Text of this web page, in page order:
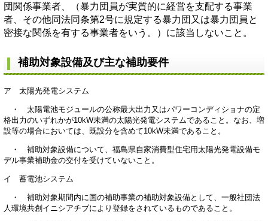
団関係事業者、（暴力団員が実質的に経営を支配する事業
者、その他同法同条第2号に規定する暴力団又は暴力団員と
密接な関係を有する事業者をいう。）に該当しないこと。
補助対象設備及び主な補助要件
ア 太陽光発電システム
・ 太陽電池モジュールの公称最大出力又はパワーコンディショナの定
格出力のいずれかが10kW未満の太陽光発電システムであること。なお、増
設等の場合においては、既設分を含めて10kW未満であること。
・ 補助対象設備について、福島県自家消費型住宅用太陽光発電設備モ
デル事業補助金の交付を受けていないこと。
イ 蓄電池システム
・ 補助対象期間内に国の補助事業の補助対象設備として、一般社団法
人環境共創イニシアチブにより登録をされているものであること。